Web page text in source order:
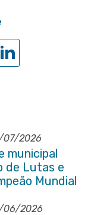
07/2026
municipal
de Lutas e
Mundial
06/2026